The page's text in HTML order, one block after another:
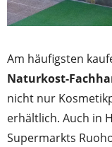
Am häufigsten
Naturkost-
nicht nur
erhältlich. Auch in
Supermarkts